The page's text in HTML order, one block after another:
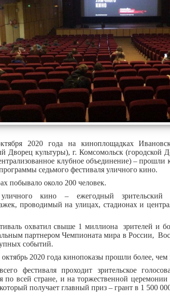
2020 года на киноплощадках
Дворец культуры), г. Комсомольск (городской
клубное объединение) – прошли
седьмого фестиваля уличного кино.
побывало около 200 человек.
уличного кино – ежегодный
проводимый на улицах, стадионах и
охватил свыше 1 миллиона зрителей и
партнером Чемпионата мира в России,
событий.
октябрь 2020 года кинопоказы прошли более,
фестиваля проходит зрительское
по всей стране, и на торжественной церемонии
получает главный приз – грант в 1 500